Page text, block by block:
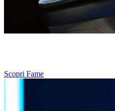
Scopri Fame